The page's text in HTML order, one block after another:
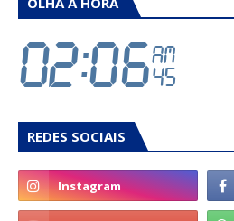
REDES SOCIAIS